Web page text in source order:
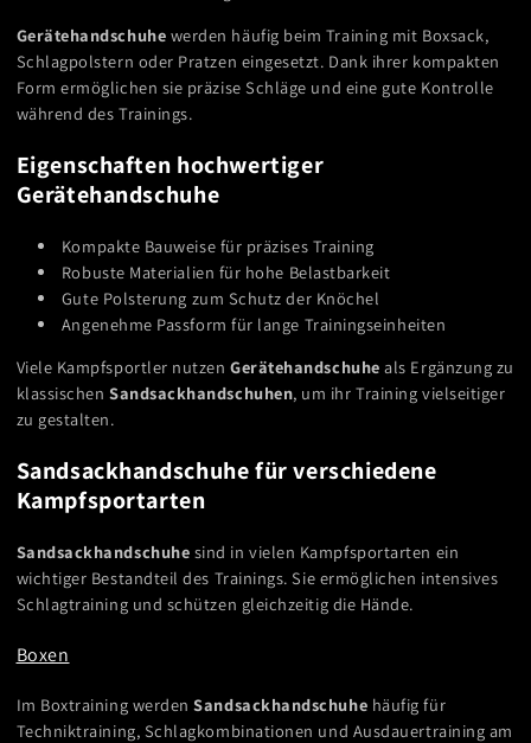
Gerätehandschuhe werden häufig beim Training mit Boxsack,
Schlagpolstern oder Pratzen eingesetzt. Dank ihrer kompakten
Form ermöglichen sie präzise Schläge und eine gute Kontrolle
während des Trainings.
Eigenschaften hochwertiger
Gerätehandschuhe
Kompakte Bauweise für präzises Training
Robuste Materialien für hohe Belastbarkeit
Gute Polsterung zum Schutz der Knöchel
Angenehme Passform für lange Trainingseinheiten
Viele Kampfsportler nutzenGerätehandschuhe als Ergänzung zu
klassischen Sandsackhandschuhen, um ihr Training vielseitiger
zu gestalten.
Sandsackhandschuhe für verschiedene
Kampfsportarten
Sandsackhandschuhe sind in vielen Kampfsportarten ein
wichtiger Bestandteil des Trainings. Sie ermöglichen intensives
Schlagtraining und schützen gleichzeitig die Hände.
Boxen
Im Boxtraining werdenSandsackhandschuhe häufig für
Techniktraining, Schlagkombinationen und Ausdauertraining am